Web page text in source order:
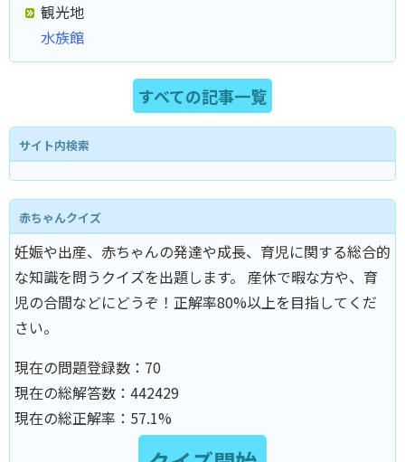
観光地
水族館
すべての記事一覧
サイト内検索
赤ちゃんクイズ
妊娠や出産、赤ちゃんの発達や成長、育児に関する総合的
な知識を問うクイズを出題します。 産休で暇な方や、育
児の合間などにどうぞ！正解率80%以上を目指してくだ
さい。
現在の問題登録数： 70
現在の総解答数： 442429
現在の総正解率： 57.1%